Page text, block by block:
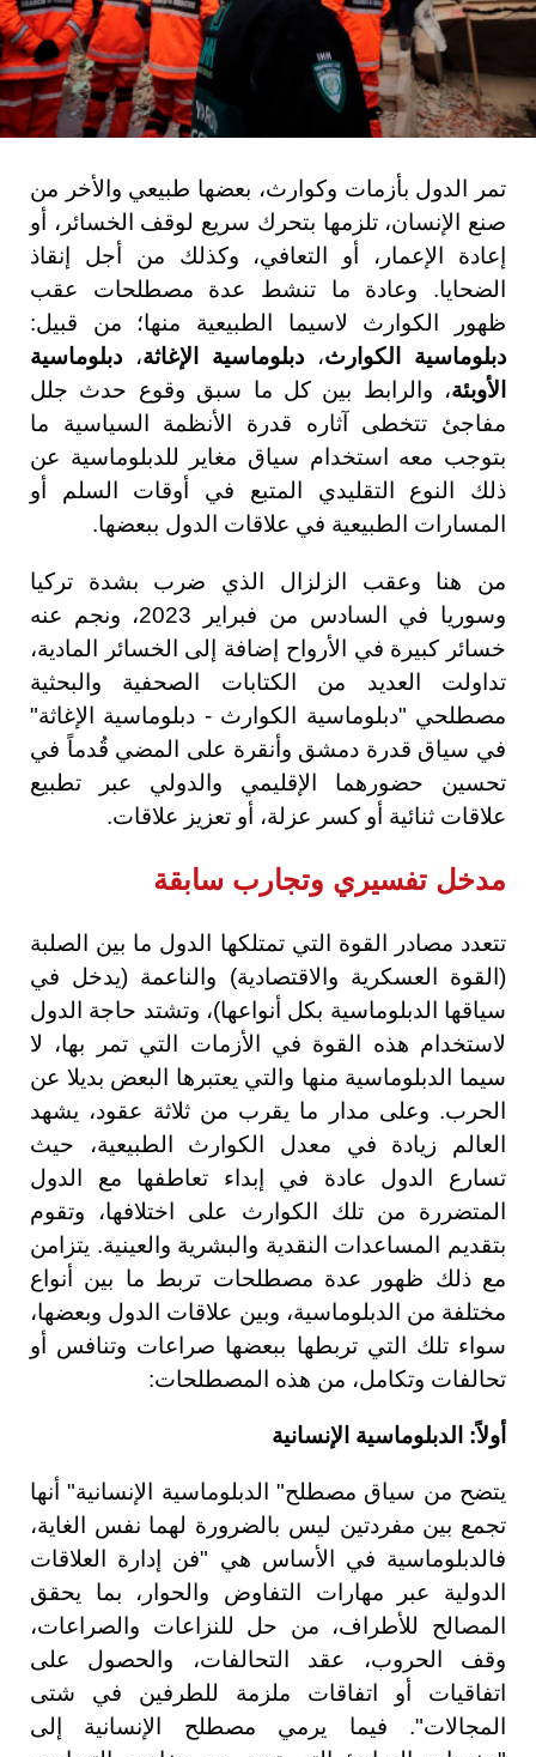
تمر الدول بأزمات وكوارث، بعضها طبيعي والأخر من
صنع الإنسان، تلزمها بتحرك سريع لوقف الخسائر، أو
إعادة الإعمار، أو التعافي، وكذلك من أجل إنقاذ
الضحايا. وعادة ما تنشط عدة مصطلحات عقب
ظهور الكوارث لاسيما الطبيعية منها؛ من قبيل:
دبلوماسية الكوارث، دبلوماسية الإغاثة، دبلوماسية
الأوبئة، والرابط بين كل ما سبق وقوع حدث جلل
مفاجئ تتخطى آثاره قدرة الأنظمة السياسية ما
بتوجب معه استخدام سياق مغاير للدبلوماسية عن
ذلك النوع التقليدي المتبع في أوقات السلم أو
المسارات الطبيعية في علاقات الدول ببعضها.
من هنا وعقب الزلزال الذي ضرب بشدة تركيا
وسوريا في السادس من فبراير 2023، ونجم عنه
خسائر كبيرة في الأرواح إضافة إلى الخسائر المادية،
تداولت العديد من الكتابات الصحفية والبحثية
مصطلحي "دبلوماسية الكوارث - دبلوماسية الإغاثة"
في سياق قدرة دمشق وأنقرة على المضي قُدماً في
تحسين حضورهما الإقليمي والدولي عبر تطبيع
علاقات ثنائية أو كسر عزلة، أو تعزيز علاقات.
مدخل تفسيري وتجارب سابقة
تتعدد مصادر القوة التي تمتلكها الدول ما بين الصلبة
(القوة العسكرية والاقتصادية) والناعمة (يدخل في
سياقها الدبلوماسية بكل أنواعها)، وتشتد حاجة الدول
لاستخدام هذه القوة في الأزمات التي تمر بها، لا
سيما الدبلوماسية منها والتي يعتبرها البعض بديلا عن
الحرب. وعلى مدار ما يقرب من ثلاثة عقود، يشهد
العالم زيادة في معدل الكوارث الطبيعية، حيث
تسارع الدول عادة في إبداء تعاطفها مع الدول
المتضررة من تلك الكوارث على اختلافها، وتقوم
بتقديم المساعدات النقدية والبشرية والعينية. يتزامن
مع ذلك ظهور عدة مصطلحات تربط ما بين أنواع
مختلفة من الدبلوماسية، وبين علاقات الدول وبعضها،
سواء تلك التي تربطها ببعضها صراعات وتنافس أو
تحالفات وتكامل، من هذه المصطلحات:
أولاً: الدبلوماسية الإنسانية
يتضح من سياق مصطلح" الدبلوماسية الإنسانية" أنها
تجمع بين مفردتين ليس بالضرورة لهما نفس الغاية،
فالدبلوماسية في الأساس هي "فن إدارة العلاقات
الدولية عبر مهارات التفاوض والحوار، بما يحقق
المصالح للأطراف، من حل للنزاعات والصراعات،
وقف الحروب، عقد التحالفات، والحصول على
اتفاقيات أو اتفاقات ملزمة للطرفين في شتى
المجالات". فيما يرمي مصطلح الإنسانية إلى